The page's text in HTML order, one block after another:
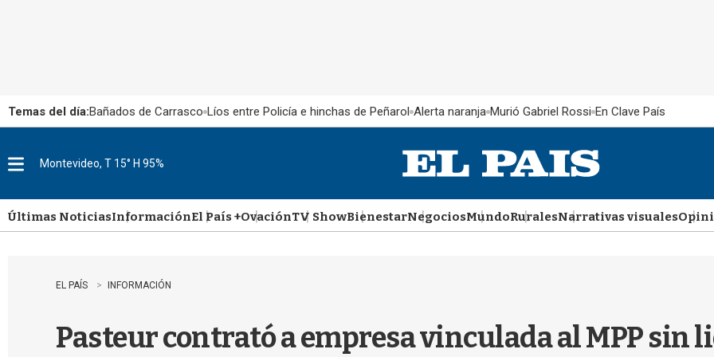
Temas del día:Bañados de Carrasco Líos entre Policía e hinchas de Peñarol Alerta naranja Murió Gabriel Rossi En Clave País
u
Montevideo, T 15° H 95%
Últimas NoticiasInformaciónEl País +OvaciónTV ShowBienestarNegociosMundoRuralesNarrativas visuales
EL PAÍS INFORMACIÓN
Pasteur contrató a empresa vinculada al MPP sin